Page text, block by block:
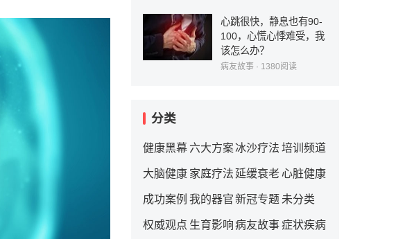
心跳很快，静息也有90-
100，心慌心悸难受，我
该怎么办？
病友故事 · 1380阅读
分类
健康黑幕 六大方案冰沙疗法 培训频道
大脑健康 家庭疗法 延缓衰老 心脏健康
成功案例 我的器官新冠专题 未分类
权威观点 生育影响病友故事症状疾病